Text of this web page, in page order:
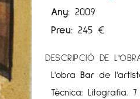
Any: 2009
Preu: 245€
DESCRIPCIÓ DE
L'obraBar de
Tècnica: Litografia.